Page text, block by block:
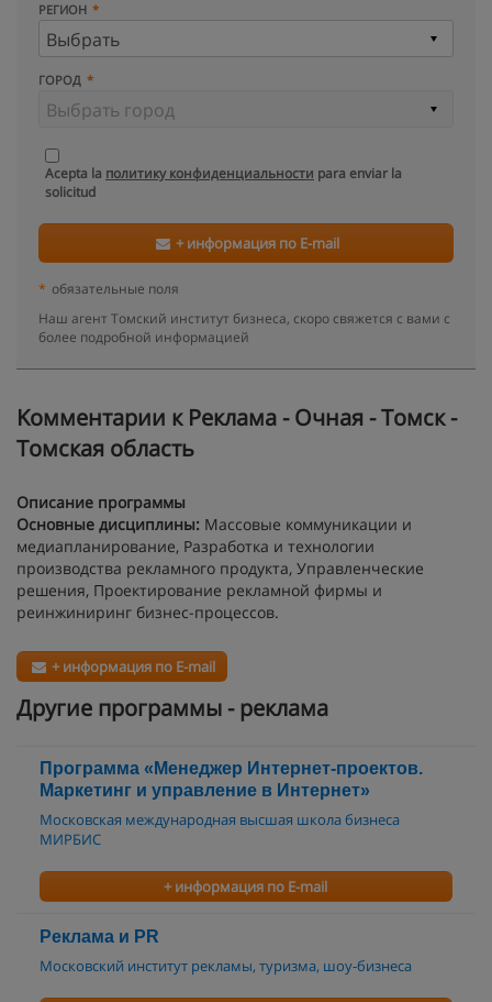
РЕГИОН
ГОРОД
Acepta la политику конфиденциальности para enviar la
solicitud
+ информация по E-mail
* обязательные поля
Наш агент Томский институт бизнеса, скоро свяжется с вами с
более подробной информацией
Kомментарии к Реклама - Очная - Томск -
Томская область
Описание программы
Основные дисциплины: Массовые коммуникации и
медиапланирование, Разработка и технологии
производства рекламного продукта, Управленческие
решения, Проектирование рекламной фирмы и
реинжиниринг бизнес-процессов.
+ информация по E-mail
Другие программы - реклама
Программа «Менеджер Интернет-проектов.
Маркетинг и управление в Интернет»
Московская международная высшая школа бизнеса
МИРБИС
+ информация по E-mail
Реклама и PR
Московский институт рекламы, туризма, шоу-бизнеса